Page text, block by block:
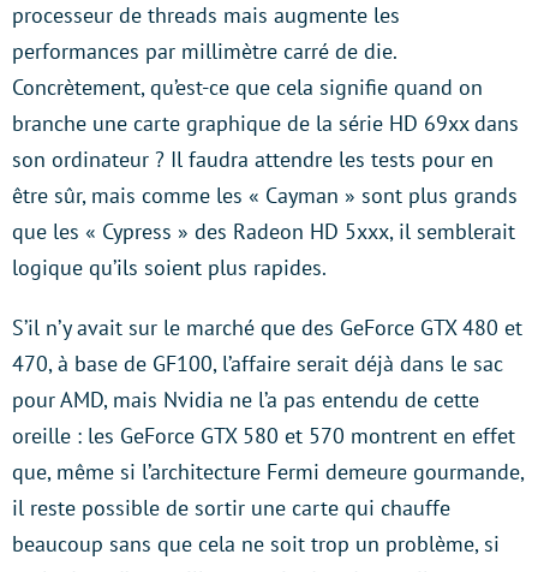
processeur de threads mais augmente les
performances par millimètre carré de die.
Concrètement, qu’est-ce que cela signifie quand on
branche une carte graphique de la série HD 69xx dans
son ordinateur ? Il faudra attendre les tests pour en
être sûr, mais comme les « Cayman » sont plus grands
que les « Cypress » des Radeon HD 5xxx, il semblerait
logique qu’ils soient plus rapides.
S’il n’y avait sur le marché que des GeForce GTX 480 et
470, à base de GF100, l’affaire serait déjà dans le sac
pour AMD, mais Nvidia ne l’a pas entendu de cette
oreille : les GeForce GTX 580 et 570 montrent en effet
que, même si l’architecture Fermi demeure gourmande,
il reste possible de sortir une carte qui chauffe
beaucoup sans que cela ne soit trop un problème, si